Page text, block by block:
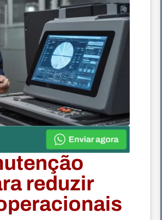
reduzir